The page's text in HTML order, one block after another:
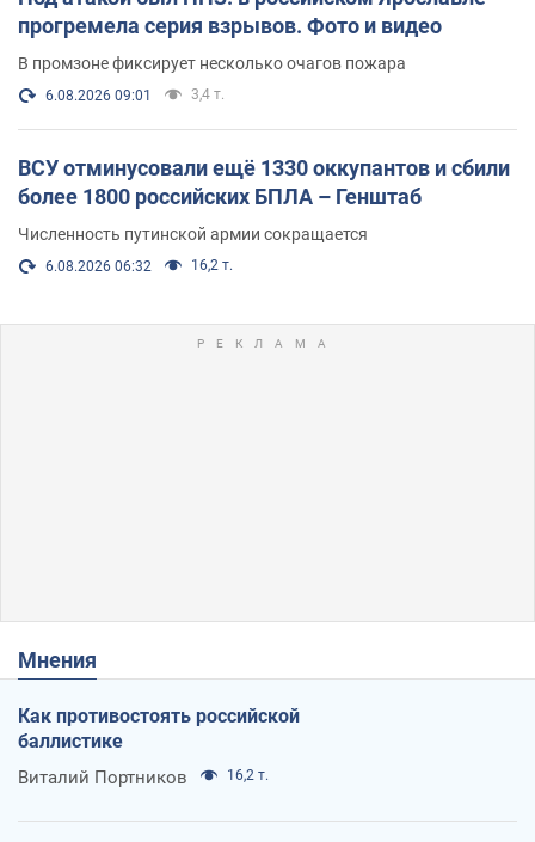
прогремела серия взрывов. Фото и видео
В промзоне фиксирует несколько очагов пожара
6.08.2026 09:01 3,4 т.
ВСУ отминусовали ещё 1330 оккупантов и сбили
более 1800 российских БПЛА – Генштаб
Численность путинской армии сокращается
6.08.2026 06:32 16,2 т.
Мнения
Как противостоять российской
баллистике
Виталий Портников 16,2 т.